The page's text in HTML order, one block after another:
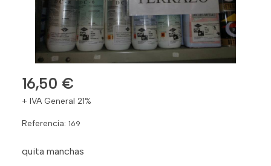
16,50 €
+ IVA General 21%
Referencia: 169
quita manchas